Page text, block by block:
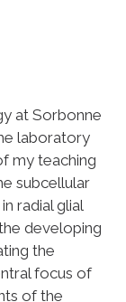
at Sorbonne
laboratory
my teaching
subcellular
radial glial
developing
the
focus of
of the